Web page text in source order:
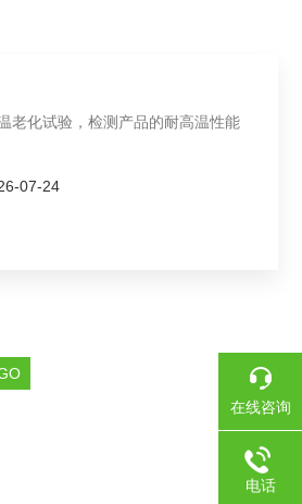
老化试验，检测产品的耐高温性能
07-24
在线咨询
电话